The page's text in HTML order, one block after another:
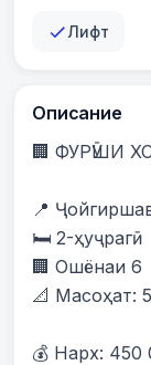
Лифт
Описание
🏢 ФУРӮШИ
📍
🛏️ 2-ҳуҷрагӣ
🏢 Ошёнаи 6
📐 Масоҳат:
💰 Нарх: 450